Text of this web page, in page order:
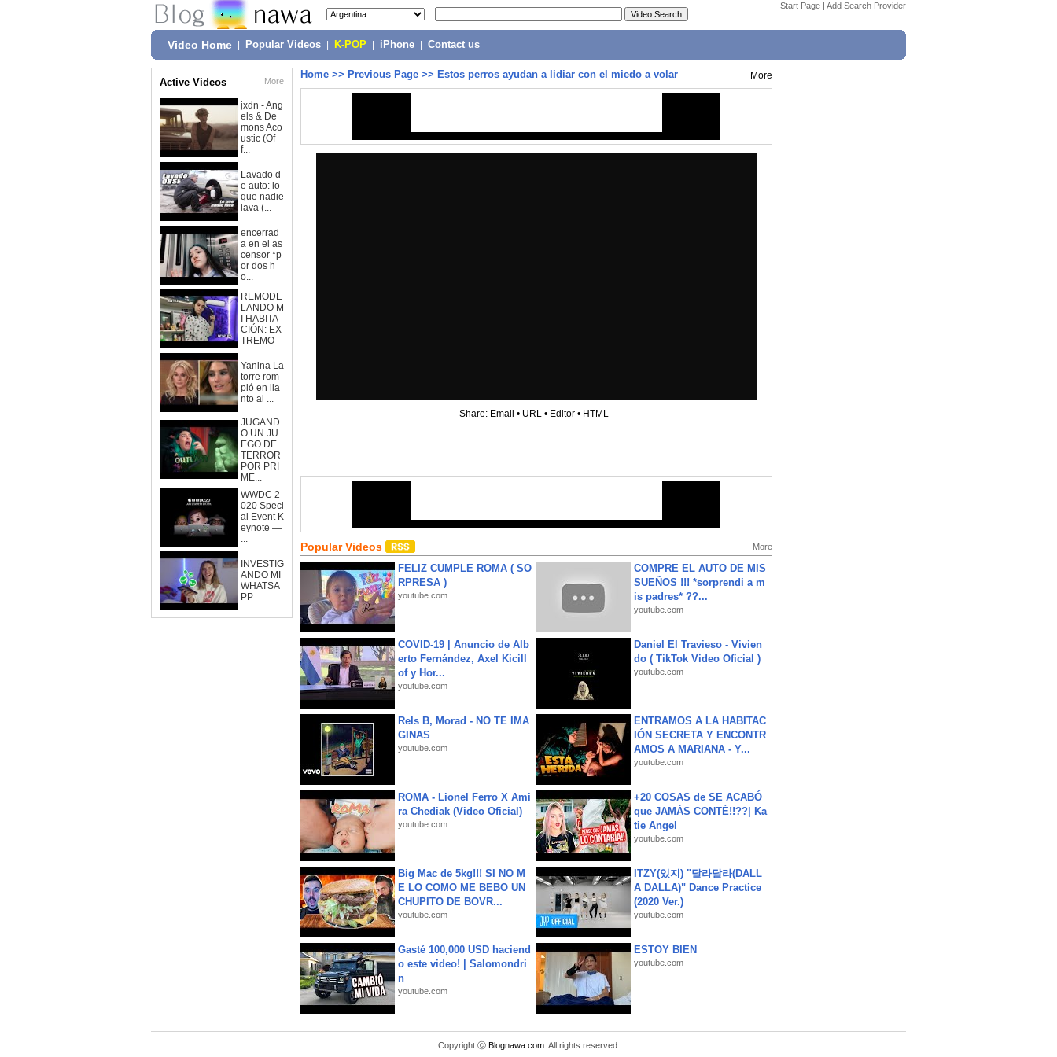
Start Page | Add Search Provider
Video Home Popular Videos K-POP iPhone Contact us
Active Videos More
jxdn - Ang
els & De
mons Aco
ustic (Of
f...
Lavado d
e auto: lo
que nadie
lava (...
encerrad
a en el as
censor *p
or dos h
o...
REMODE
LANDO M
I HABITA
CIÓN: EX
TREMO
Yanina La
torre rom
pió en lla
nto al ...
JUGAND
O UN JU
EGO DE
TERROR
POR PRI
ME...
WWDC 2
020 Speci
al Event K
eynote —
...
INVESTIG
ANDO MI
WHATSA
PP
Home >> Previous Page >> Estos perros ayudan a lidiar con el miedo a volar More
Share: Email • URL • Editor • HTML
Popular Videos More
FELIZ CUMPLE ROMA ( SO
RPRESA )
youtube.com
COMPRE EL AUTO DE MIS
SUEÑOS !!! *sorprendi a m
is padres* ??...
youtube.com
COVID-19 | Anuncio de Alb
erto Fernández, Axel Kicill
of y Hor...
youtube.com
Daniel El Travieso - Vivien
do ( TikTok Video Oficial )
youtube.com
Rels B, Morad - NO TE IMA
GINAS
youtube.com
ENTRAMOS A LA HABITAC
IÓN SECRETA Y ENCONTR
AMOS A MARIANA - Y...
youtube.com
ROMA - Lionel Ferro X Ami
ra Chediak (Video Oficial)
youtube.com
+20 COSAS de SE ACABÓ
que JAMÁS CONTÉ!!??| Ka
tie Angel
youtube.com
Big Mac de 5kg!!! SI NO M
E LO COMO ME BEBO UN
CHUPITO DE BOVR...
youtube.com
ITZY(있지) "달라달라(DALL
A DALLA)" Dance Practice
(2020 Ver.)
youtube.com
Gasté 100,000 USD haciend
o este video! | Salomondri
n
youtube.com
ESTOY BIEN
youtube.com
Copyright ⓒ Blognawa.com. All rights reserved.